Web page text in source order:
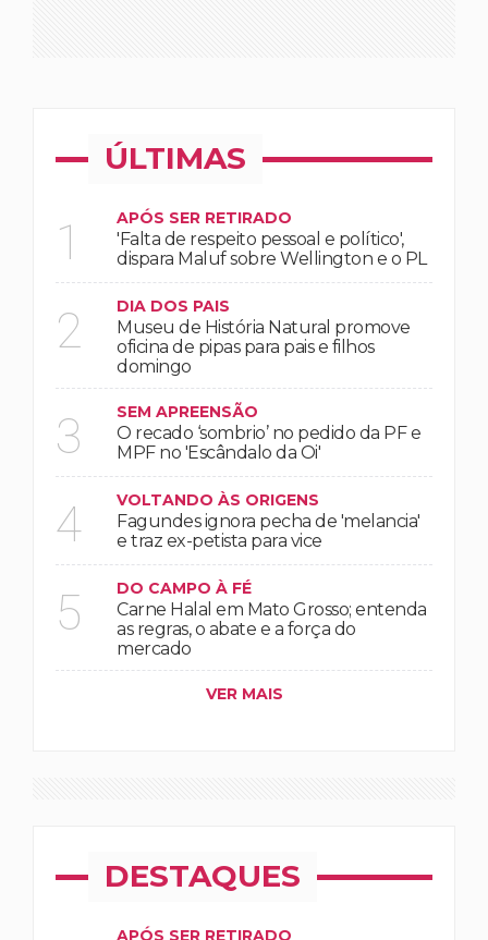
ÚLTIMAS
1 APÓS SER RETIRADO
'Falta de respeito pessoal e político',
dispara Maluf sobre Wellington e o PL
2 DIA DOS PAIS
Museu de História Natural promove
oficina de pipas para pais e filhos
domingo
3 SEM APREENSÃO
O recado ‘sombrio’ no pedido da PF e
MPF no 'Escândalo da Oi'
4 VOLTANDO ÀS ORIGENS
Fagundes ignora pecha de 'melancia'
e traz ex-petista para vice
5 DO CAMPO À FÉ
Carne Halal em Mato Grosso; entenda
as regras, o abate e a força do
mercado
VER MAIS
DESTAQUES
APÓS SER RETIRADO